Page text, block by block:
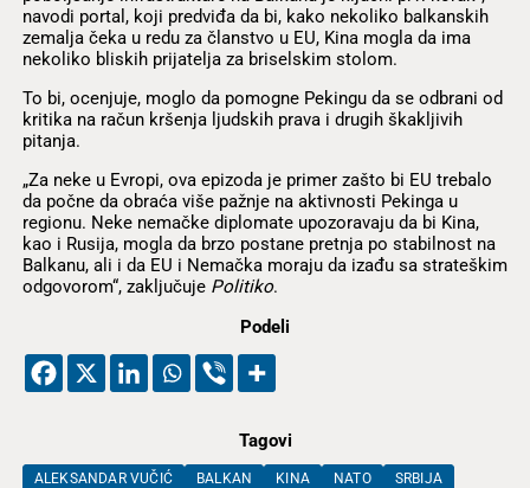
navodi portal, koji predviđa da bi, kako nekoliko balkanskih
zemalja čeka u redu za članstvo u EU, Kina mogla da ima
nekoliko bliskih prijatelja za briselskim stolom.
To bi, ocenjuje, moglo da pomogne Pekingu da se odbrani od
kritika na račun kršenja ljudskih prava i drugih škakljivih
pitanja.
„Za neke u Evropi, ova epizoda je primer zašto bi EU trebalo
da počne da obraća više pažnje na aktivnosti Pekinga u
regionu. Neke nemačke diplomate upozoravaju da bi Kina,
kao i Rusija, mogla da brzo postane pretnja po stabilnost na
Balkanu, ali i da EU i Nemačka moraju da izađu sa strateškim
odgovorom“, zaključuje Politiko.
Podeli
Tagovi
ALEKSANDAR VUČIĆ BALKAN KINA NATO SRBIJA